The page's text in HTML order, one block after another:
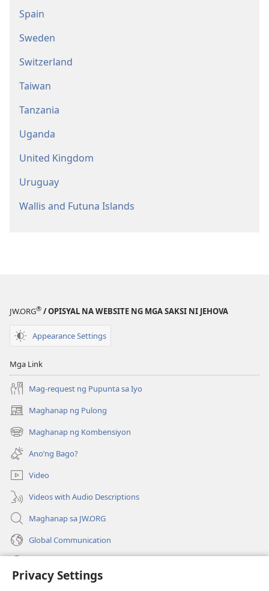
Privacy Settings
Spain
Sweden
Switzerland
Taiwan
Tanzania
Uganda
United Kingdom
Uruguay
Wallis and Futuna Islands
JW.ORG® / OPISYAL NA WEBSITE NG MGA SAKSI NI JEHOVA
Appearance Settings
Mga Link
Mag-request ng Pupunta sa Iyo
Maghanap ng Pulong
(may
bubukas
na
bagong
window)
Maghanap ng Kombensiyon
(may
bubukas
na
bagong
window)
Ano’ng Bago?
Video
Videos with Audio Descriptions
Maghanap sa JW.ORG
Global Communication